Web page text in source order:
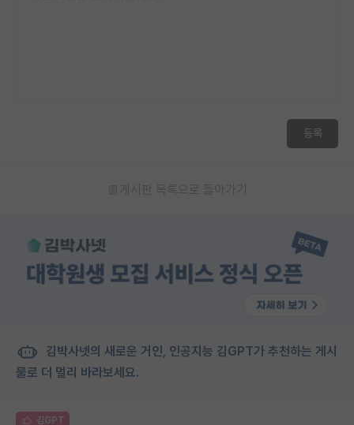
등록
게시판 목록으로 돌아가기
김박사넷의 새로운 거인, 인공지능 김GPT가 추천하는 게시
물로 더 멀리 바라보세요.
김GPT